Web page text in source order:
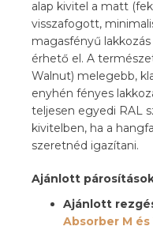
alap kivitel a matt
visszafogott,
magasfényű
érhető el. A
Walnut) melegebb,
enyhén fényes
teljesen egyedi RAL
kivitelben, ha a
szeretnéd igazítani.
Ajánlott
Ajánlott
Absorber M és